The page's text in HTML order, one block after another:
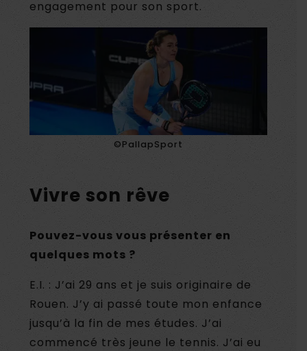
engagement pour son sport.
©PallapSport
Vivre son rêve
Pouvez-vous vous présenter en
quelques mots ?
E.I. : J’ai 29 ans et je suis originaire de
Rouen. J’y ai passé toute mon enfance
jusqu’à la fin de mes études. J’ai
commencé très jeune le tennis. J’ai eu